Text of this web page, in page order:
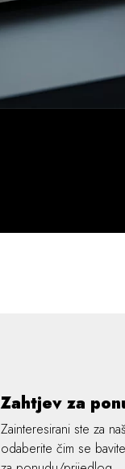
Zahtjev za
Zainteresirani ste za
odaberite čim se